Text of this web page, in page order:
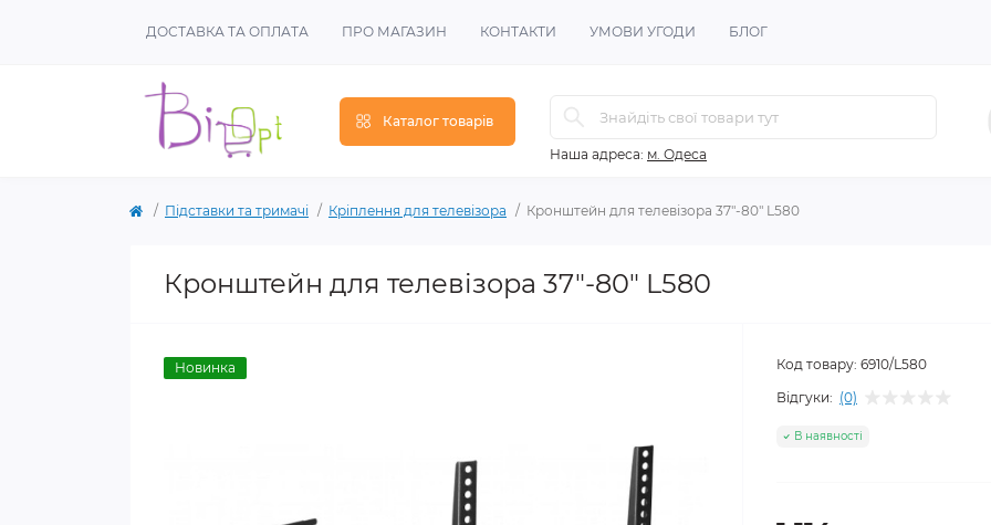
ДОСТАВКА ТА ОПЛАТА ПРО МАГАЗИН КОНТАКТИ УМОВИ УГОДИ БЛОГ
Каталог товарів
Наша адреса: м. Одеса
Підставки та тримачі Кріплення для телевізора Кронштейн для телевізора 37"-80" L580
Кронштейн для телевізора 37"-80" L580
Новинка Код товару: 6910/L580
Відгуки: (0)
В наявності